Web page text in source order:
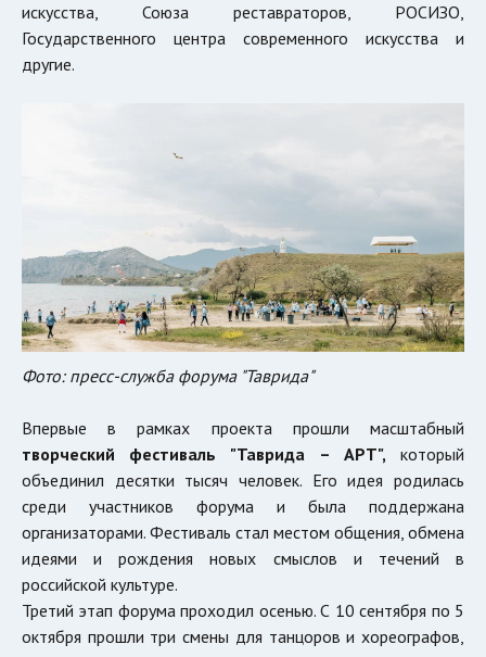
искусства, Союза реставраторов, РОСИЗО,
Государственного центра современного искусства и
другие.
Фото: пресс-служба форума "Таврида"
Впервые в рамках проекта прошли масштабный
творческий фестиваль
"Таврида – АРТ", который
объединил десятки тысяч человек. Его идея родилась
среди участников форума и была поддержана
организаторами. Фестиваль стал местом общения, обмена
идеями и рождения новых смыслов и течений в
российской культуре.
Третий этап форума проходил осенью. С 10 сентября по 5
октября прошли три смены для танцоров и хореографов,